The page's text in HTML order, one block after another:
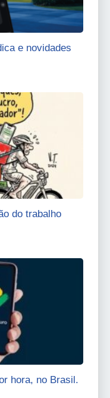
e novidades
do trabalho
hora, no Brasil.